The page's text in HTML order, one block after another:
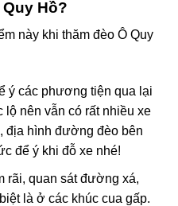
Hồ?
này khi thăm đèo Ô Quy
ý các phương tiện qua lại
nên vẫn có rất nhiều xe
địa hình đường đèo bên
để ý khi đỗ xe nhé!
rãi, quan sát đường xá,
là ở các khúc cua gấp.